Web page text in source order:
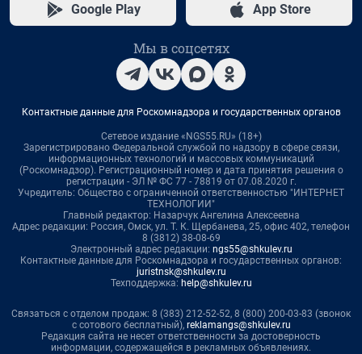
Google Play App Store
Мы в соцсетях
Контактные данные для Роскомнадзора и государственных органов
Сетевое издание «NGS55.RU» (18+)
Зарегистрировано Федеральной службой по надзору в сфере связи,
информационных технологий и массовых коммуникаций
(Роскомнадзор). Регистрационный номер и дата принятия решения о
регистрации - ЭЛ № ФС 77 - 78819 от 07.08.2020 г.
Учредитель: Общество с ограниченной ответственностью "ИНТЕРНЕТ
ТЕХНОЛОГИИ"
Главный редактор: Назарчук Ангелина Алексеевна
Адрес редакции: Россия, Омск, ул. Т. К. Щербанева, 25, офис 402, телефон
8 (3812) 38-08-69
Электронный адрес редакции: ngs55@shkulev.ru
Контактные данные для Роскомнадзора и государственных органов:
juristnsk@shkulev.ru
Техподдержка: help@shkulev.ru
Связаться с отделом продаж: 8 (383) 212-52-52, 8 (800) 200-03-83 (звонок
с сотового бесплатный), reklamangs@shkulev.ru
Редакция сайта не несет ответственности за достоверность
информации, содержащейся в рекламных объявлениях.